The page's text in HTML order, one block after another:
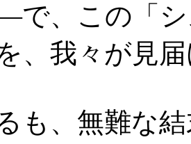
、この「シ
、我々が見
も、無難な